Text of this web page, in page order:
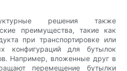
решения также
преимущества, такие как
при транспортировке или
конфигураций для бутылок
Например, вложенные друг в
перемещение бутылки